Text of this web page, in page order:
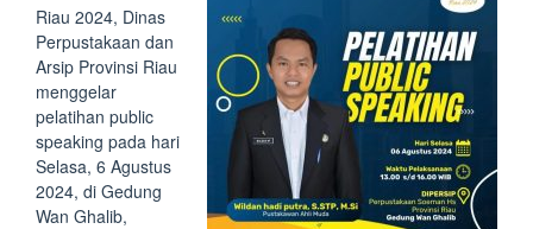
Riau 2024, Dinas
Perpustakaan dan
Arsip Provinsi Riau
menggelar
pelatihan public
speaking pada hari
Selasa, 6 Agustus
2024, di Gedung
Wan Ghalib,